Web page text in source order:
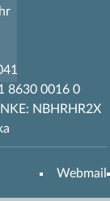
8630 0016 0
NBHRHR2X
Webmail